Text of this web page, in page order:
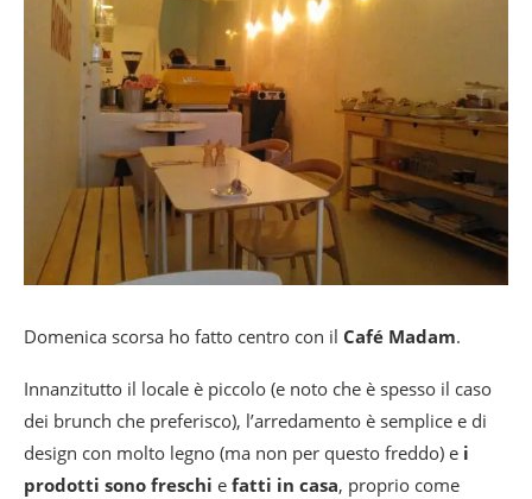
Domenica scorsa ho fatto centro con il Café Madam.
Innanzitutto il locale è piccolo (e noto che è spesso il caso
dei brunch che preferisco), l’arredamento è semplice e di
design con molto legno (ma non per questo freddo) e i
prodotti sono freschi e fatti in casa, proprio come